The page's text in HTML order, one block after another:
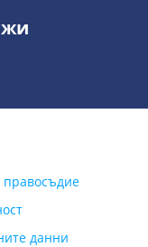
правосъдие
данни